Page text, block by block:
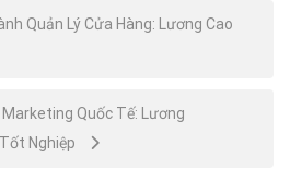
Quản Lý Cửa Hàng: Lương Cao
Quốc Tế: Lương
Nghiệp